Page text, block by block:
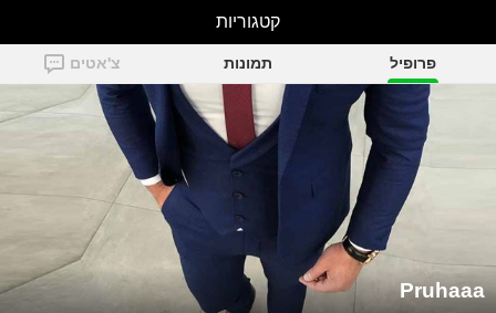
Pruhaaa
פרופיל תמונות צ'אטים
Pruhaaa
קטגוריות